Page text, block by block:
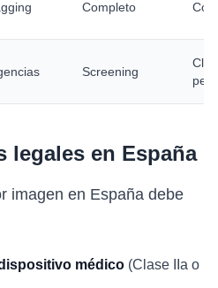
Completo
Screening
legales en España
imagen en España debe
médico (Clase IIa o